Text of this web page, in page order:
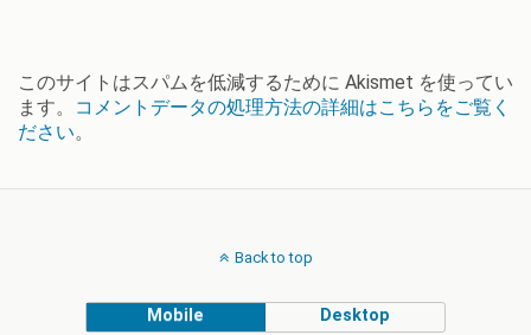
このサイトはスパムを低減するために Akismet を使ってい
ます。
コメントデータの処理方法の詳細はこちらをご覧く
ださい。
Back to top
Mobile Desktop